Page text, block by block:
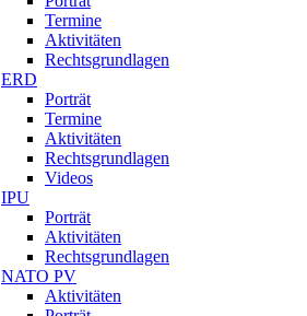
Termine
Aktivitäten
Rechtsgrundlagen
ERD
Porträt
Termine
Aktivitäten
Rechtsgrundlagen
Videos
IPU
Porträt
Aktivitäten
Rechtsgrundlagen
NATO PV
Aktivitäten